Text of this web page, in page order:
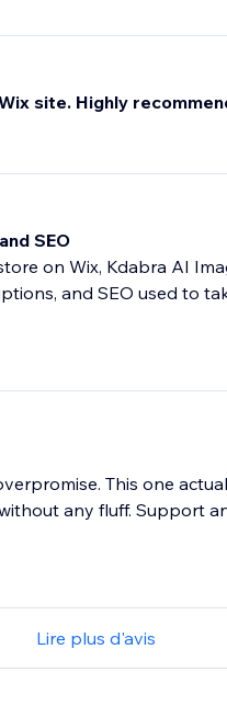
site. Highly
SEO
on Wix, Kdabra AI
and SEO used to
This one
any fluff. Support
Lire plus d'avis